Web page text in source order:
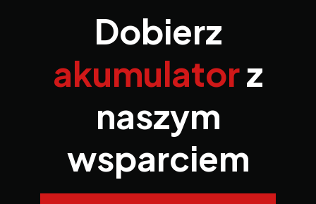
Dobierz
akumulatorz
naszym
wsparciem